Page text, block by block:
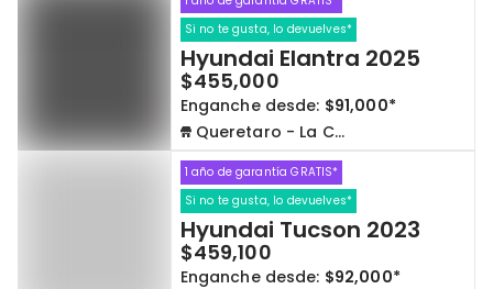
Si no te gusta, lo devuelves*
Hyundai Elantra 2025
$455,000
Enganche desde: $91,000*
Queretaro - La Capilla
1 año de garantía GRATIS*
Si no te gusta, lo devuelves*
Hyundai Tucson 2023
$459,100
Enganche desde: $92,000*